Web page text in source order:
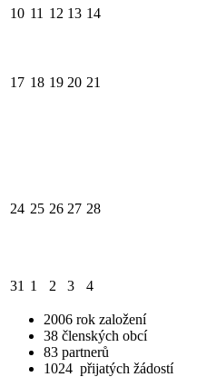
10 11 12 13 14
17 18 19 20 21
24 25 26 27 28
31 1 2 3 4
2006 rok založení
38 členských obcí
83 partnerů
1024 přijatých žádostí